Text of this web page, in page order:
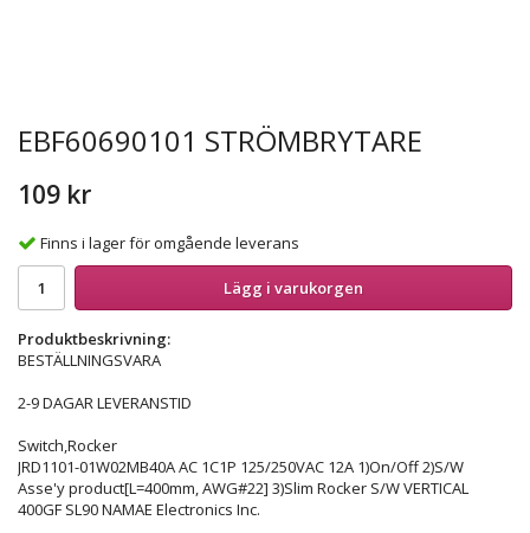
EBF60690101 STRÖMBRYTARE
109 kr
Finns i lager för omgående leverans
Lägg i varukorgen
Produktbeskrivning:
BESTÄLLNINGSVARA
2-9 DAGAR LEVERANSTID
Switch,Rocker
JRD1101-01W02MB40A AC 1C1P 125/250VAC 12A 1)On/Off 2)S/W
Asse'y product[L=400mm, AWG#22] 3)Slim Rocker S/W VERTICAL
400GF SL90 NAMAE Electronics Inc.